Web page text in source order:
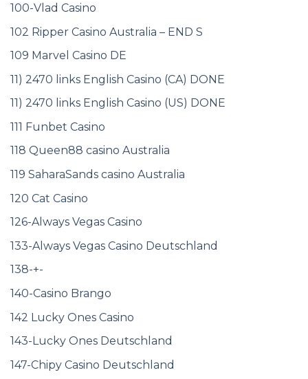
100-Vlad Casino
102 Ripper Casino Australia – END S
109 Marvel Casino DE
11) 2470 links English Casino (CA) DONE
11) 2470 links English Casino (US) DONE
111 Funbet Casino
118 Queen88 casino Australia
119 SaharaSands casino Australia
120 Cat Casino
126-Always Vegas Casino
133-Always Vegas Casino Deutschland
138-+-
140-Casino Brango
142 Lucky Ones Casino
143-Lucky Ones Deutschland
147-Chipy Casino Deutschland